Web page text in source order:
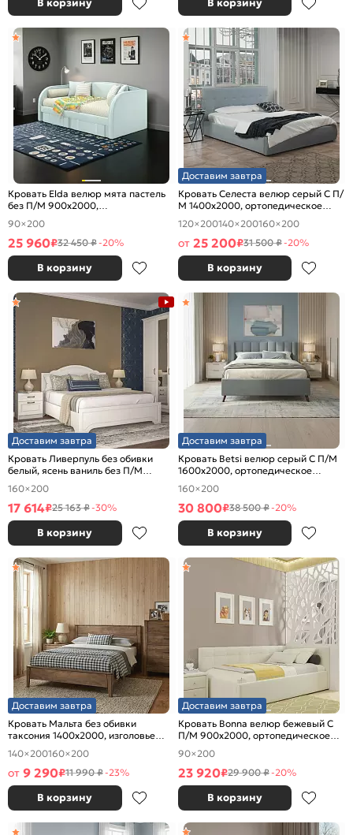
В корзину В корзину
Кровать Elda велюр мята пастель
без П/М 900x2000,
ортопедическое основание,
изголовье мягкое
90×200
25 960₽32 450 ₽-20%
В корзину
Доставим завтра
Кровать Селеста велюр серый С П/
М 1400x2000, ортопедическое
основание, изголовье мягкое
120×200140×200160×200
от 25 200₽31 500 ₽-20%
В корзину
Доставим завтра
Кровать Ливерпуль без обивки
белый, ясень ваниль без П/М
1600x2000, изголовье жесткое
160×200
17 614₽25 163 ₽-30%
В корзину
Доставим завтра
Кровать Betsi велюр серый С П/М
1600x2000, ортопедическое
основание, изголовье мягкое
160×200
30 800₽38 500 ₽-20%
В корзину
Доставим завтра
Кровать Мальта без обивки
таксония 1400x2000, изголовье
жесткое
140×200160×200
от 9 290₽11 990 ₽-23%
В корзину
Доставим завтра
Кровать Bonna велюр бежевый С
П/М 900x2000, ортопедическое
основание, изголовье мягкое
90×200
23 920₽29 900 ₽-20%
В корзину